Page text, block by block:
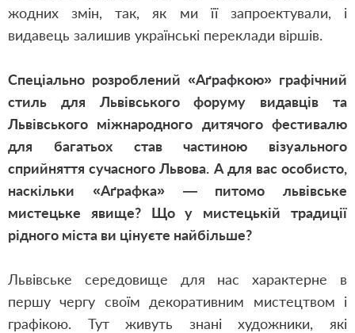
жодних змін, так, як ми її запроектували, і
видавець залишив українські переклади віршів.
Спеціально розроблений «Аґрафкою» графічний
стиль для Львівського форуму видавців та
Львівського міжнародного дитячого фестивалю
для багатьох став частиною візуального
сприйняття сучасного Львова. А для вас особисто,
наскільки «Аґрафка» — питомо львівське
мистецьке явище? Що у мистецькій традиції
рідного міста ви цінуєте найбільше?
Львівське середовище для нас характерне в
першу чергу своїм декоративним мистецтвом і
графікою. Тут живуть знані художники, які